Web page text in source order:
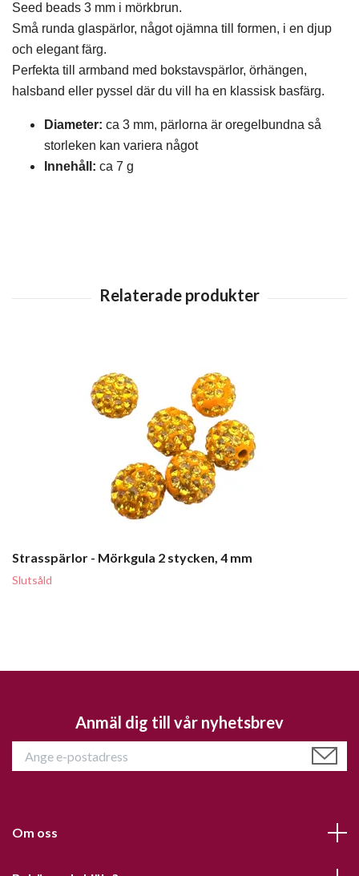
Seed beads 3 mm i mörkbrun.
Små runda glaspärlor, något ojämna till formen, i en djup
och elegant färg.
Perfekta till armband med bokstavspärlor, örhängen,
halsband eller pyssel där du vill ha en klassisk basfärg.
Diameter: ca 3 mm, pärlorna är oregelbundna så
storleken kan variera något
Innehåll: ca 7 g
Strasspärlor - Mörkgula 2 stycken, 4 mm
Slutsåld
Anmäl dig till vår nyhetsbrev
Om oss